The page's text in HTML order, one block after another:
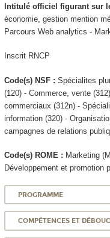
Intitulé officiel figurant sur
économie, gestion mention
Parcours Web analytics -
Inscrit RNCP
Code(s) NSF : Spécialites
(120) - Commerce, vente
commerciaux (312n) -
information (320) -
campagnes de relations
Code(s) ROME : Marketing
Développement et promotion
PROGRAMME
COMPÉTENCES ET